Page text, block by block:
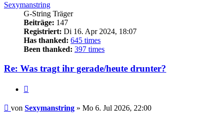
Sexymanstring
G-String Träger
Beiträge: 147
Registriert: Di 16. Apr 2024, 18:07
Has thanked: 645 times
Been thanked: 397 times
Re: Was tragt ihr gerade/heute drunter?
Beitrag
von Sexymanstring » Mo 6. Jul 2026, 22:00